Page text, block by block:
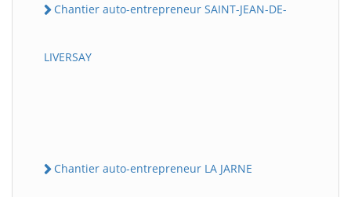
Chantier auto-entrepreneur SAINT-JEAN-DE-
LIVERSAY
Chantier auto-entrepreneur LA JARNE